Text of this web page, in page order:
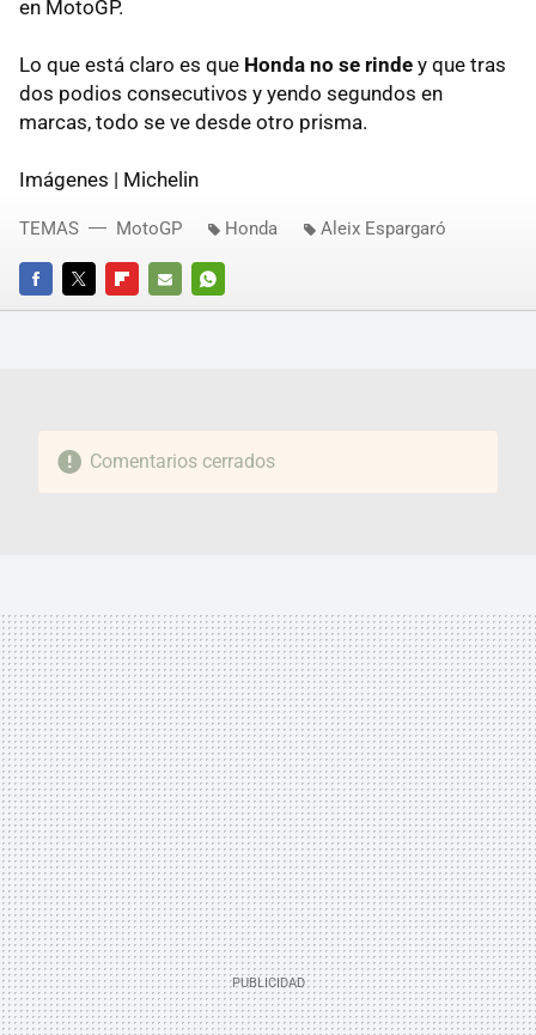
en MotoGP.
Lo que está claro es que Honda no se rinde y que tras
dos podios consecutivos y yendo segundos en
marcas, todo se ve desde otro prisma.
Imágenes | Michelin
FACEBOOKTWITTERFLIPBOARD
E-
WHATSAPP
TEMAS MotoGP Honda Aleix Espargaró
Comentarios cerrados